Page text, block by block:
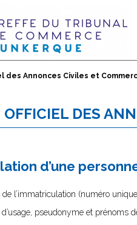
des Annonces Civiles et
DES
d’une
de l’immatriculation (numéro
d’usage, pseudonyme et prénoms